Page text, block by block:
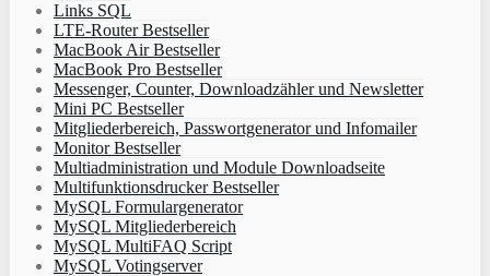
Links SQL
LTE-Router Bestseller
MacBook Air Bestseller
MacBook Pro Bestseller
Messenger, Counter, Downloadzähler und Newsletter
Mini PC Bestseller
Mitgliederbereich, Passwortgenerator und Infomailer
Monitor Bestseller
Multiadministration und Module Downloadseite
Multifunktionsdrucker Bestseller
MySQL Formulargenerator
MySQL Mitgliederbereich
MySQL MultiFAQ Script
MySQL Votingserver